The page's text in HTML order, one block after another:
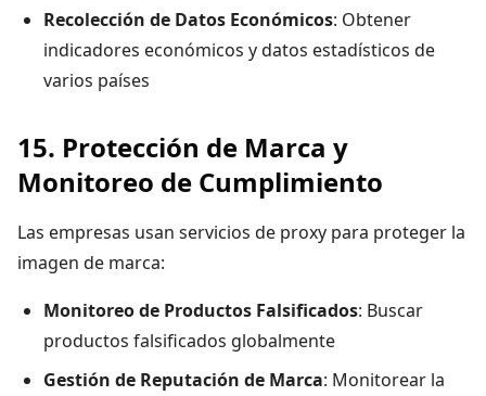
Recolección de Datos Económicos: Obtener
indicadores económicos y datos estadísticos de
varios países
15. Protección de Marca y
Monitoreo de Cumplimiento
Las empresas usan servicios de proxy para proteger la
imagen de marca:
Monitoreo de Productos Falsificados: Buscar
productos falsificados globalmente
Gestión de Reputación de Marca: Monitorear la